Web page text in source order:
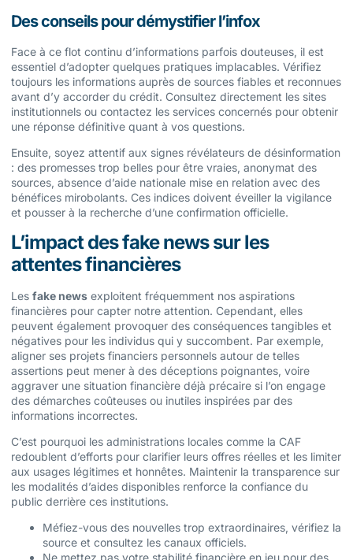
Des conseils pour démystifier l’infox
Face à ce flot continu d’informations parfois douteuses, il est
essentiel d’adopter quelques pratiques implacables. Vérifiez
toujours les informations auprès de sources fiables et reconnues
avant d’y accorder du crédit. Consultez directement les sites
institutionnels ou contactez les services concernés pour obtenir
une réponse définitive quant à vos questions.
Ensuite, soyez attentif aux signes révélateurs de désinformation
: des promesses trop belles pour être vraies, anonymat des
sources, absence d’aide nationale mise en relation avec des
bénéfices mirobolants. Ces indices doivent éveiller la vigilance
et pousser à la recherche d’une confirmation officielle.
L’impact des fake news sur les
attentes financières
Les fake news exploitent fréquemment nos aspirations
financières pour capter notre attention. Cependant, elles
peuvent également provoquer des conséquences tangibles et
négatives pour les individus qui y succombent. Par exemple,
aligner ses projets financiers personnels autour de telles
assertions peut mener à des déceptions poignantes, voire
aggraver une situation financière déjà précaire si l’on engage
des démarches coûteuses ou inutiles inspirées par des
informations incorrectes.
C’est pourquoi les administrations locales comme la CAF
redoublent d’efforts pour clarifier leurs offres réelles et les limiter
aux usages légitimes et honnêtes. Maintenir la transparence sur
les modalités d’aides disponibles renforce la confiance du
public derrière ces institutions.
Méfiez-vous des nouvelles trop extraordinaires, vérifiez la
source et consultez les canaux officiels.